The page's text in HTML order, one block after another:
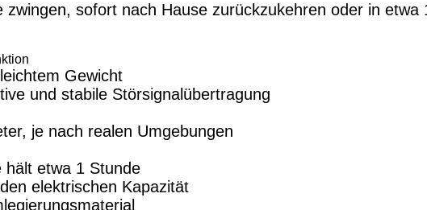
sofort nach Hause zurückzukehren oder in etwa
Gewicht
und stabile Störsignalübertragung
je nach realen Umgebungen
hält etwa 1 Stunde
elektrischen Kapazität